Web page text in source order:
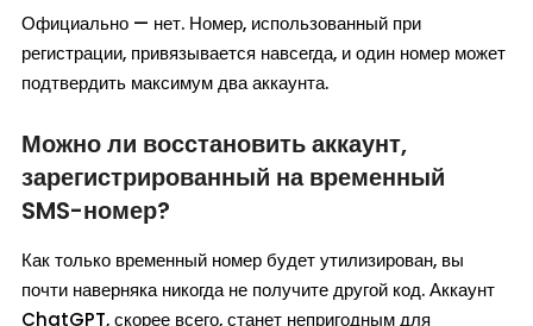
Официально — нет. Номер, использованный при
регистрации, привязывается навсегда, и один номер может
подтвердить максимум два аккаунта.
Можно ли восстановить аккаунт,
зарегистрированный на временный
SMS-номер?
Как только временный номер будет утилизирован, вы
почти наверняка никогда не получите другой код. Аккаунт
ChatGPT, скорее всего, станет непригодным для